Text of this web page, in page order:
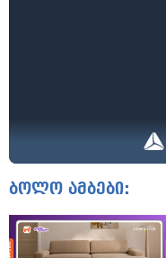
ბოლო ამბები: